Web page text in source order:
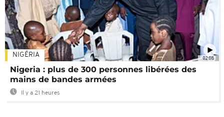
02:08
NIGÉRIA
Nigeria : plus de 300 personnes libérées des
mains de bandes armées
Il y a 21 heures